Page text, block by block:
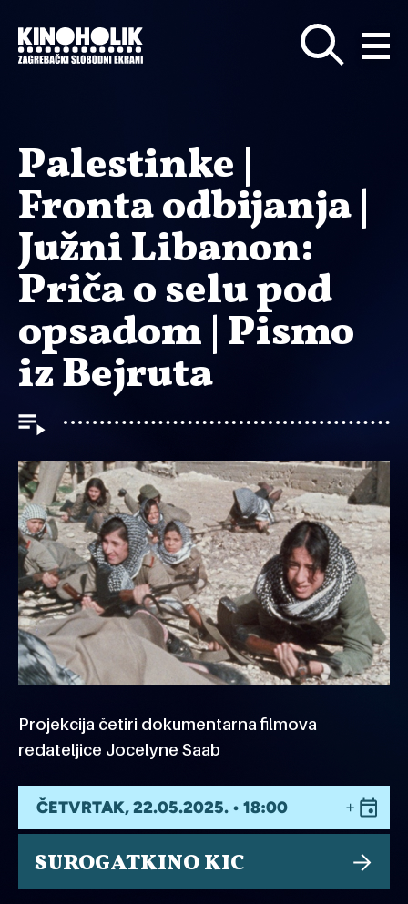
glavni
sadržaj
Palestinke |
Fronta odbijanja |
Južni Libanon:
Priča o selu pod
opsadom | Pismo
iz Bejruta
Projekcija četiri dokumentarna filmova
redateljice Jocelyne Saab
ČETVRTAK, 22.05.2025. • 18:00
SUROGATKINO KIC